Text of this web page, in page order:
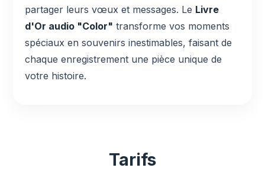
partager leurs vœux et messages. Le Livre
d'Or audio "Color" transforme vos moments
spéciaux en souvenirs inestimables, faisant de
chaque enregistrement une pièce unique de
votre histoire.
Tarifs